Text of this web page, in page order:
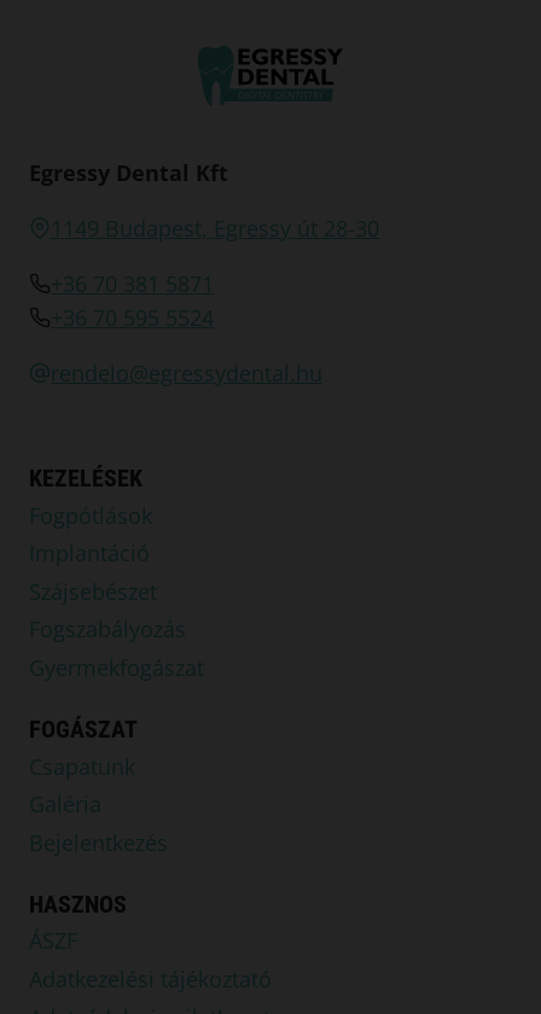
Egressy Dental Kft
1149 Budapest, Egressy út 28-30
+36 70 381 5871
+36 70 595 5524
rendelo@egressydental.hu
KEZELÉSEK
Fogpótlások
Implantáció
Szájsebészet
Fogszabályozás
Gyermekfogászat
FOGÁSZAT
Csapatunk
Galéria
Bejelentkezés
HASZNOS
ÁSZF
Adatkezelési tájékoztató